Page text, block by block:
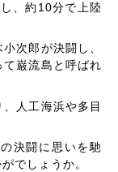
、約10分で上陸
次郎が決闘し、
巌流島と呼ばれ
人工海浜や多目
決闘に思いを馳
でしょうか。